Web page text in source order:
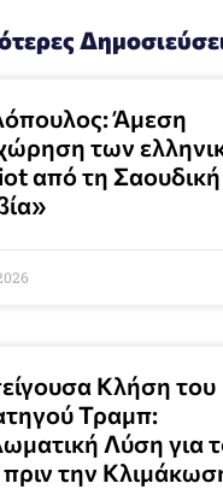
Άμεση
των
από τη Σαουδική
Κλήση του
Τραμπ:
Λύση για
πριν την